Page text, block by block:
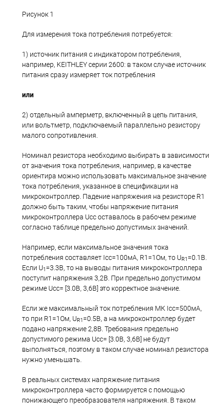
Рисунок 1
Для измерения тока потребления потребуется:
1) источник питания с индикатором потребления,
например, KEITHLEY серии 2600: в таком случае источник
питания сразу измеряет ток потребления
или
2) отдельный амперметр, включенный в цепь питания,
или вольтметр, подключаемый параллельно резистору
малого сопротивления.
Номинал резистора необходимо выбирать в зависимости
от значения тока потребления, например, в качестве
ориентира можно использовать максимальное значение
тока потребления, указанное в спецификации на
микроконтроллер. Падение напряжения на резисторе R1
должно быть таким, чтобы напряжение питания
микроконтроллера Ucc оставалось в рабочем режиме
согласно таблице предельно допустимых значений.
Например, если максимальное значения тока
потребления составляет Icc=100мА, R1=1Ом, то UR1 =0.1В.
Если U1 =3.3В, то на выводы питания микроконтроллера
поступит напряжения 3,2В. При предельно допустимом
режиме Ucc= [3.0В, 3,6В] это корректное значение.
Если же максимальный ток потребления МК Icc=500мА,
то при R1=1Ом, UR1 =0.5В, а на микроконтроллер будет
подано напряжение 2,8В. Требования предельно
допустимого режима Ucc= [3.0В, 3,6В] не будут
выполняться, поэтому в таком случае номинал резистора
нужно уменьшать.
В реальных системах напряжение питания
микроконтроллера часто формируется с помощью
понижающего преобразователя напряжения. В таком